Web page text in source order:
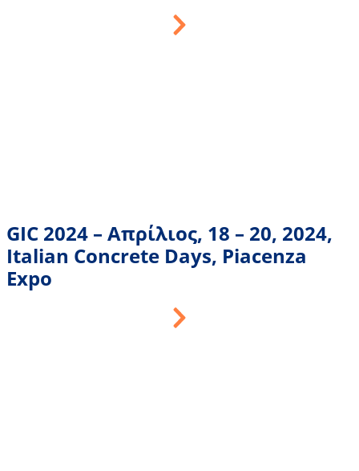
GIC 2024 – Απρίλιος, 18 – 20, 2024,
Italian Concrete Days, Piacenza
Expo